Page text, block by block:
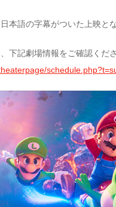
本語の字幕がついた上映とな
下記劇場情報をご確認くだ